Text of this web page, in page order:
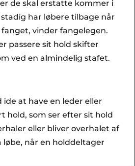
de skal erstatte kommer i
har løbere tilbage når
vinder fangelegen.
passere sit hold skifter
ved en almindelig stafet.
ide at have en leder eller
hold, som ser efter sit hold
eller bliver overhalet af
løbe, når en holddeltager